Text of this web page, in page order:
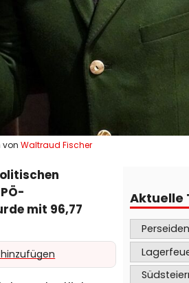
Waltraud Fischer
mit 96,77
hinzufügen
Aktuelle